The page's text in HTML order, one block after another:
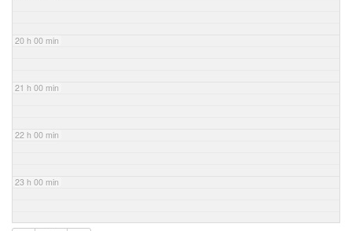
20 h 00 min
21 h 00 min
22 h 00 min
23 h 00 min